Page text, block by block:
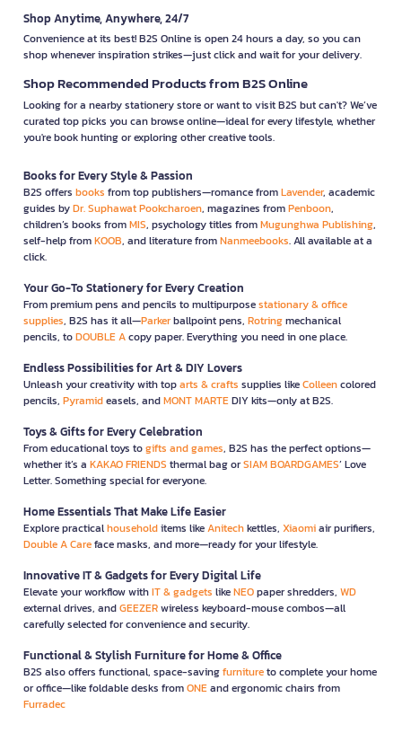
Shop Anytime, Anywhere, 24/7
Convenience at its best! B2S Online is open 24 hours a day, so you can
shop whenever inspiration strikes—just click and wait for your delivery.
Shop Recommended Products from B2S Online
Looking for a nearby stationery store or want to visit B2S but can't? We’ve
curated top picks you can browse online—ideal for every lifestyle, whether
you're book hunting or exploring other creative tools.
Books for Every Style & Passion
B2S offers books from top publishers—romance fromLavender, academic
guides byDr. Suphawat Pookcharoen, magazines fromPenboon,
children’s books fromMIS, psychology titles fromMugunghwa Publishing,
self-help fromKOOB, and literature fromNanmeebooks. All available at a
click.
Your Go-To Stationery for Every Creation
From premium pens and pencils to multipurposestationary & office
supplies, B2S has it all—Parkerballpoint pens, Rotringmechanical
pencils, toDOUBLE Acopy paper. Everything you need in one place.
Endless Possibilities for Art & DIY Lovers
Unleash your creativity with toparts & crafts supplies likeColleencolored
pencils, Pyramideasels, andMONT MARTEDIY kits—only at B2S.
Toys & Gifts for Every Celebration
From educational toys togifts and games, B2S has the perfect options—
whether it’s a KAKAO FRIENDS thermal bag orSIAM BOARDGAMES’ Love
Letter. Something special for everyone.
Home Essentials That Make Life Easier
Explore practicalhouseholditems likeAnitechkettles, Xiaomiair purifiers,
Double A Careface masks, and more—ready for your lifestyle.
Innovative IT & Gadgets for Every Digital Life
Elevate your workflow withIT & gadgets likeNEOpaper shredders, WD
external drives, andGEEZERwireless keyboard-mouse combos—all
carefully selected for convenience and security.
Functional & Stylish Furniture for Home & Office
B2S also offers functional, space-savingfurnitureto complete your home
or office—like foldable desks fromONEand ergonomic chairs from
Furradec